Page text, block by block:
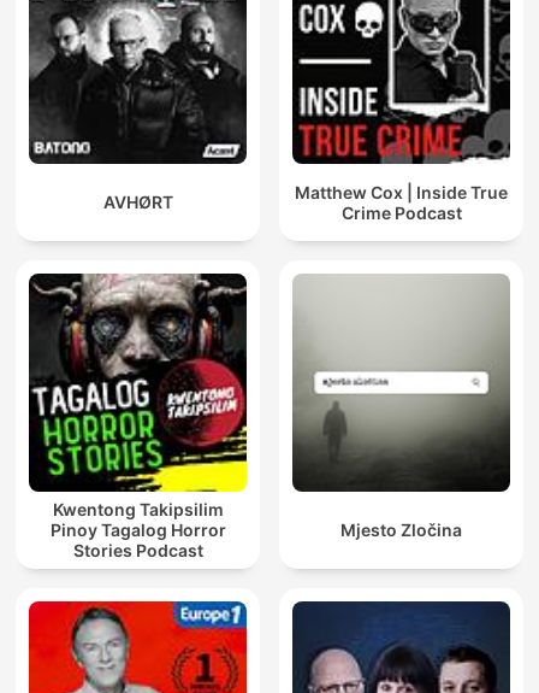
AVHØRT
Matthew Cox | Inside True
Crime Podcast
Kwentong Takipsilim
Pinoy Tagalog Horror
Stories Podcast
Mjesto Zločina